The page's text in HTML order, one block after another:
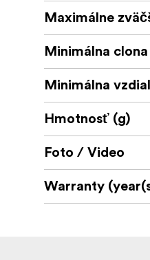
Maximálne
Minimálna clona
Minimálna
Hmotnosť (g)
Foto / Video
Warranty